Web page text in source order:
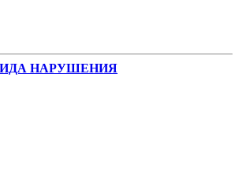
НАРУШЕНИЯ